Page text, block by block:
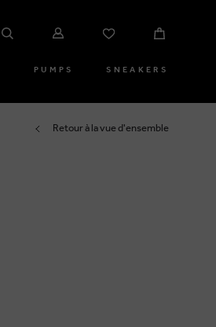
PUMPS SNEAKERS
Retour à la vue d'ensemble